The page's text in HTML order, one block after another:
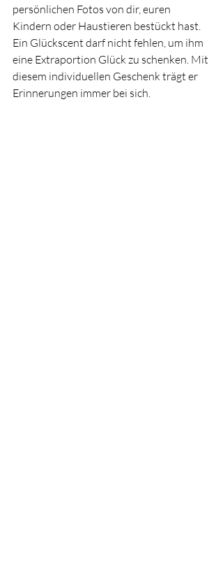
persönlichen Fotos von dir, euren
Kindern oder Haustieren bestückt hast.
Ein Glückscent darf nicht fehlen, um ihm
eine Extraportion Glück zu schenken. Mit
diesem individuellen Geschenk trägt er
Erinnerungen immer bei sich.